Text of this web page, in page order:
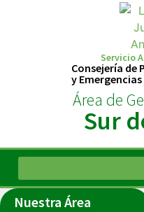
Servicio
Consejería de
y Emergencias
Área de
Sur
Nuestra Área